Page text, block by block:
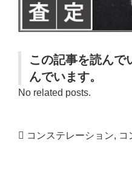
この記事を読んで
んでいます。
No related posts.
コンステレーション, コ